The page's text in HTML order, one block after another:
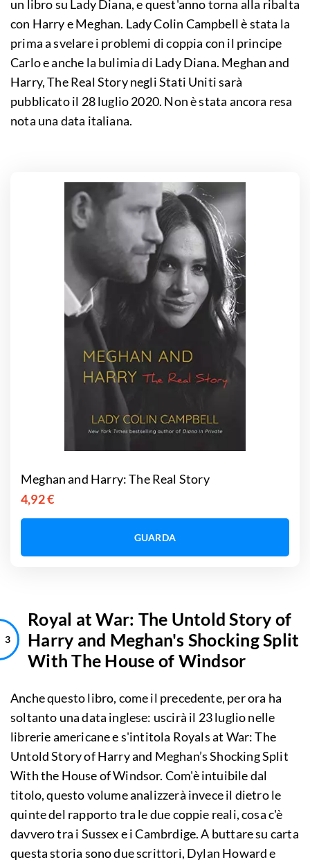
un libro su Lady Diana, e quest'anno torna alla ribalta
con Harry e Meghan. Lady Colin Campbell è stata la
prima a svelare i problemi di coppia con il principe
Carlo e anche la bulimia di Lady Diana. Meghan and
Harry, The Real Story negli Stati Uniti sarà
pubblicato il 28 luglio 2020. Non è stata ancora resa
nota una data italiana.
Meghan and Harry: The Real Story
4,92 €
GUARDA
Royal at War: The Untold Story of
Harry and Meghan's Shocking Split
With The House of Windsor
Anche questo libro, come il precedente, per ora ha
soltanto una data inglese: uscirà il 23 luglio nelle
librerie americane e s'intitola Royals at War: The
Untold Story of Harry and Meghan’s Shocking Split
With the House of Windsor. Com'è intuibile dal
titolo, questo volume analizzerà invece il dietro le
quinte del rapporto tra le due coppie reali, cosa c'è
davvero tra i Sussex e i Cambrdige. A buttare su carta
questa storia sono due scrittori, Dylan Howard e